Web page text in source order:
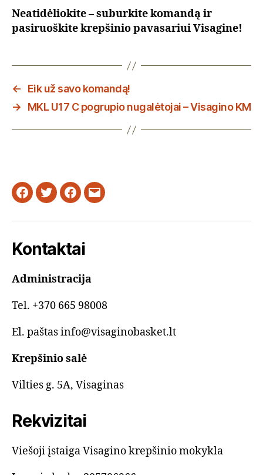
Neatidėliokite – suburkite komandą ir
pasiruoškite krepšinio pavasariui Visagine!
←
Eik už savo komandą!
→
MKL U17 C pogrupio nugalėtojai – Visagino KM
Facebook
TwitterInstagram
Email
Kontaktai
Administracija
Tel. +370 665 98008
El. paštas info@visaginobasket.lt
Krepšinio salė
Vilties g. 5A, Visaginas
Rekvizitai
Viešoji įstaiga Visagino krepšinio mokykla